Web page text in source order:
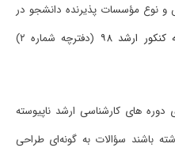
و ﻧﻮع ﻣﺆﺳﺴﺎت ﭘﺬﻳﺮﻧﺪه داﻧﺸﺠﻮ در
ارشد ۹۸
(دﻓﺘﺮﭼﻪ ﺷﻤﺎره ۲)
ﻫﺎی ﻛﺎرﺷﻨﺎسی ارﺷﺪ ﻧﺎﭘﻴﻮﺳﺘﻪ
داﺷﺘﻪ ﺑﺎﺷﻨﺪ ﺳﺆاﻻت ﺑﻪ ﮔﻮﻧﻪای ﻃﺮاحی